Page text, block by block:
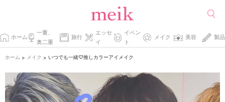
ホーム
一重、
奥二重
旅行
エッセ
イ
イベン
ト
メイク 美容 製品
ホーム > メイク > いつでも一緒♡推しカラーアイメイク